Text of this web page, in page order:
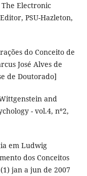
Electronic
PSU-Hazleton,
do Conceito de
José Alves de
de Doutorado]
and
- vol.4, nº2,
em Ludwig
dos Conceitos
jan a jun de 2007